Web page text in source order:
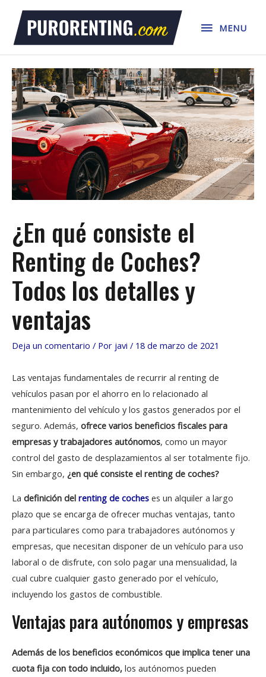
contenido
MENU
MENU
¿En qué consiste el
Renting de Coches?
Todos los detalles y
ventajas
Deja un comentario / Por javi / 18 de marzo de 2021
Las ventajas fundamentales de recurrir al renting de
vehículos pasan por el ahorro en lo relacionado al
mantenimiento del vehículo y los gastos generados por el
seguro. Además, ofrece varios beneficios fiscales para
empresas y trabajadores autónomos, como un mayor
control del gasto de desplazamientos al ser totalmente fijo.
Sin embargo, ¿en qué consiste el renting de coches?
La definición del renting de coches es un alquiler a largo
plazo que se encarga de ofrecer muchas ventajas, tanto
para particulares como para trabajadores autónomos y
empresas, que necesitan disponer de un vehículo para uso
laboral o de disfrute, con solo pagar una mensualidad, la
cual cubre cualquier gasto generado por el vehículo,
incluyendo los gastos de combustible.
Ventajas para autónomos y empresas
Además de los beneficios económicos que implica tener una
cuota fija con todo incluido, los autónomos pueden